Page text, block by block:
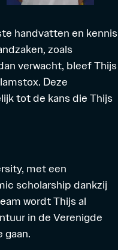
handvatten en kennis
zoals
verwacht, bleef Thijs
Deze
tot de kans die Thijs
met een
scholarship dankzij
wordt Thijs al
in de Verenigde